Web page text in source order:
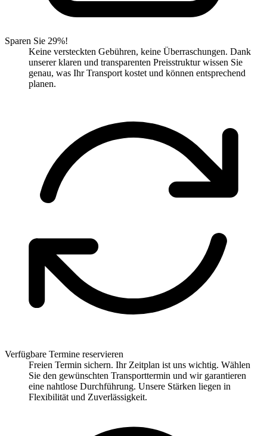
Sparen Sie 29%!
Keine versteckten Gebühren, keine Überraschungen. Dank
unserer klaren und transparenten Preisstruktur wissen Sie
genau, was Ihr Transport kostet und können entsprechend
planen.
Verfügbare Termine reservieren
Freien Termin sichern. Ihr Zeitplan ist uns wichtig. Wählen
Sie den gewünschten Transporttermin und wir garantieren
eine nahtlose Durchführung. Unsere Stärken liegen in
Flexibilität und Zuverlässigkeit.